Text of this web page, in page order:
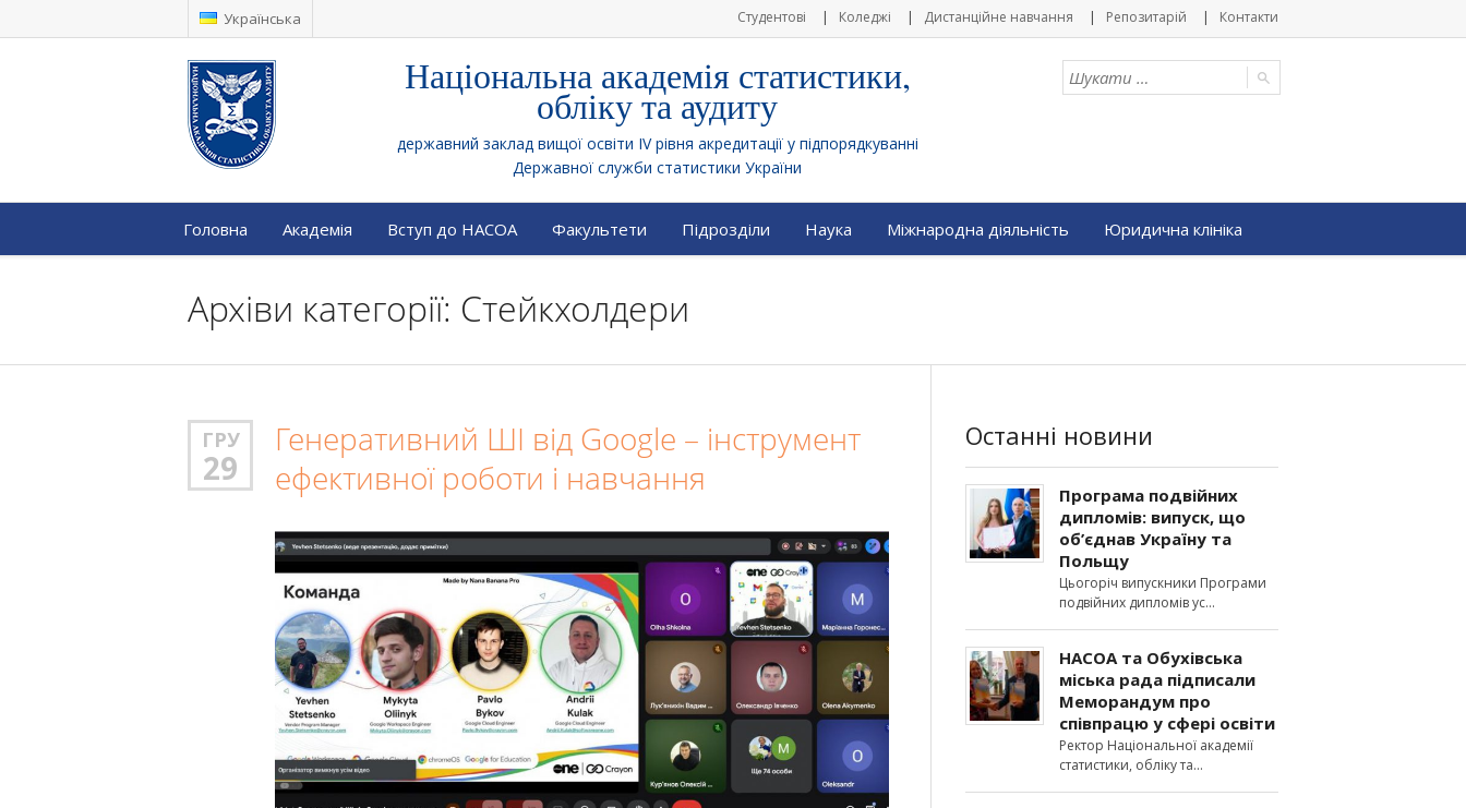
Українська Студентові Коледжі Дистанційне навчання Репозитарій Контакти
Національна академія статистики,
обліку та аудиту
державний заклад вищої освіти IV рівня акредитації у підпорядкуванні
Державної служби статистики України
Головна Академія Вступ до НАСОА Факультети Підрозділи Наука Міжнародна діяльність Юридична клініка
Архіви категорії: Стейкхолдери
ГРУ
29
Генеративний ШІ від Google – інструмент
ефективної роботи і навчання
Останні новини
Програма подвійних
дипломів: випуск, що
об’єднав Україну та
Польщу
Цьогоріч випускники Програми
подвійних дипломів ус
НАСОА та Обухівська
міська рада підписали
Меморандум про
співпрацю у сфері освіти
Ректор Національної академії
статистики, обліку та